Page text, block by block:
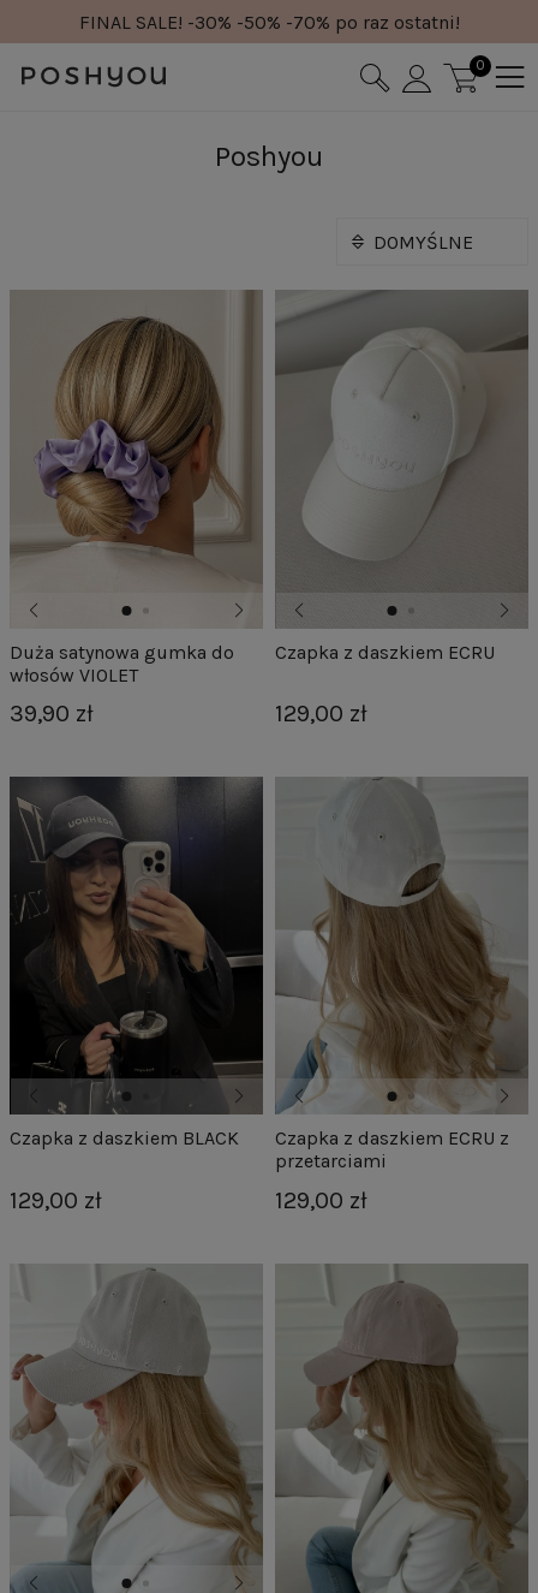
FINAL SALE! -30% -50% -70% po raz ostatni!
0
Poshyou
Duża satynowa gumka do
włosów VIOLET
39,90 zł
Czapka z daszkiem ECRU
129,00 zł
Czapka z daszkiem BLACK
129,00 zł
Czapka z daszkiem ECRU z
przetarciami
129,00 zł